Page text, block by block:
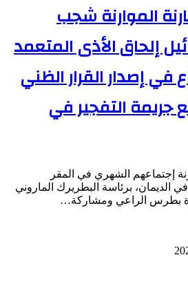
الموارنة شجب
إلحاق الأذى المتعمد
في إصدار القرار الظني
التفجير في
إجتماعهم الشهري في المقر
الديمان، برئاسة البطريرك الماروني
بطرس الراعي ومشاركة…